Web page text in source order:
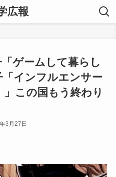
広報
「ゲームして暮らし
「インフルエンサー
」この国もう終わり
3月27日